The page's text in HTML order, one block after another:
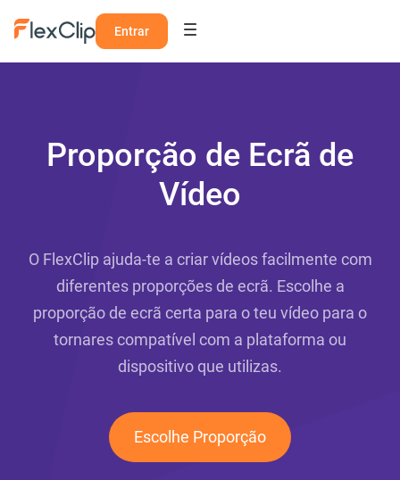
Entrar
Proporção de Ecrã de
Vídeo
O FlexClip ajuda-te a criar vídeos facilmente com
diferentes proporções de ecrã. Escolhe a
proporção de ecrã certa para o teu vídeo para o
tornares compatível com a plataforma ou
dispositivo que utilizas.
Escolhe Proporção